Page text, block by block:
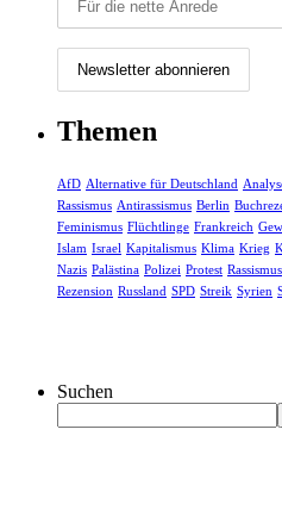
Themen
AfD Alternative für Deutschland
Rassismus Antirassismus Berlin
Feminismus Flüchtlinge Frankreich
Islam Israel Kapitalismus Klima Krieg
Nazis Palästina Polizei Protest Rassismus
Rezension Russland SPD Streik Syrien
Suchen